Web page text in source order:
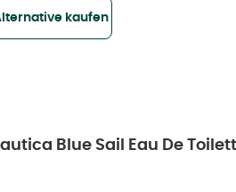
kaufen
Blue Sail Eau De